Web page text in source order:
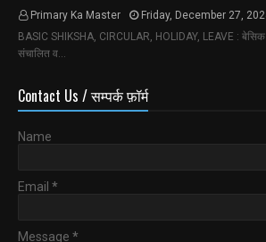
Primary Ka Master
Friday, December 27,
BASIC SHIKSHA, CIRCULAR, HOLIDAY, LEAVE : बेसिक
संचालित व…
Contact Us / सम्पर्क फ़ॉर्म
Name
Email *
Message *